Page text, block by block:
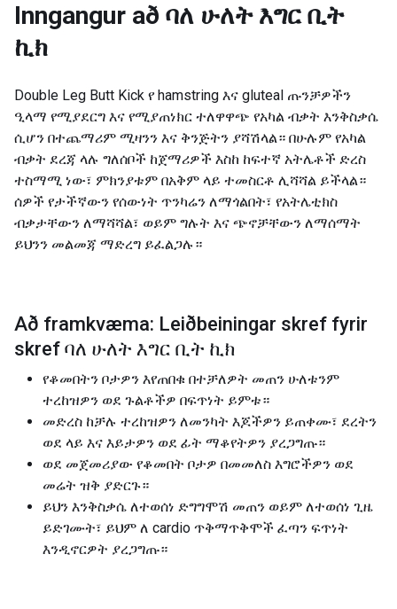
Inngangur að ባለ ሁለት እግር ቢት
ኪክ
Double Leg Butt Kick የ hamstring እና gluteal ጡንቻዎችን
ዒላማ የሚያደርግ እና የሚያጠነክር ተለዋዋጭ የአካል ብቃት እንቅስቃሴ
ሲሆን በተጨማሪም ሚዛንን እና ቅንጅትን ያሻሽላል። በሁሉም የአካል
ብቃት ደረጃ ላሉ ግለሰቦች ከጀማሪዎች እስከ ከፍተኛ አትሌቶች ድረስ
ተስማሚ ነው፣ ምክንያቱም በአቅም ላይ ተመስርቶ ሊሻሻል ይችላል።
ሰዎች የታችኛውን የሰውነት ጥንካሬን ለማጎልበት፣ የአትሌቲክስ
ብቃታቸውን ለማሻሻል፣ ወይም ግሉት እና ጭኖቻቸውን ለማሰማት
ይህንን መልመጃ ማድረግ ይፈልጋሉ።
Að framkvæma: Leiðbeiningar skref fyrir
skref ባለ ሁለት እግር ቢት ኪክ
የቆመበትን ቦታዎን እየጠበቁ በተቻለዎት መጠን ሁለቱንም
ተረከዝዎን ወደ ጉልቶችዎ በፍጥነት ይምቱ።
መድረስ ከቻሉ ተረከዝዎን ለመንካት እጆችዎን ይጠቀሙ፣ ደረትን
ወደ ላይ እና እይታዎን ወደ ፊት ማቆየትዎን ያረጋግጡ።
ወደ መጀመሪያው የቆመበት ቦታዎ በመመለስ እግሮችዎን ወደ
መሬት ዝቅ ያድርጉ።
ይህን እንቅስቃሴ ለተወሰነ ድግግሞሽ መጠን ወይም ለተወሰነ ጊዜ
ይድገሙት፣ ይህም ለ cardio ጥቅማጥቅሞች ፈጣን ፍጥነት
እንዲኖርዎት ያረጋግጡ።